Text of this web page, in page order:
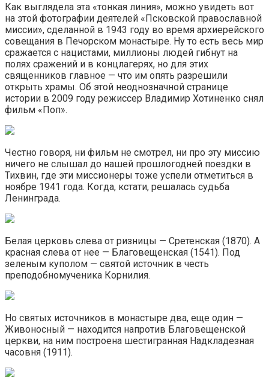
Как выглядела эта «тонкая линия», можно увидеть вот
на этой фотографии деятелей «Псковской православной
миссии», сделанной в 1943 году во время архиерейского
совещания в Печорском монастыре. Ну то есть весь мир
сражается с нацистами, миллионы людей гибнут на
полях сражений и в концлагерях, но для этих
священников главное — что им опять разрешили
открыть храмы. Об этой неоднозначной странице
истории в 2009 году режиссер Владимир Хотиненко снял
фильм «Поп».
Честно говоря, ни фильм не смотрел, ни про эту миссию
ничего не слышал до нашей прошлогодней поездки в
Тихвин, где эти миссионеры тоже успели отметиться в
ноябре 1941 года. Когда, кстати, решалась судьба
Ленинграда.
Белая церковь слева от ризницы — Сретенская (1870). А
красная слева от нее — Благовещенская (1541). Под
зеленым куполом — святой источник в честь
преподобномученика Корнилия.
Но святых источников в монастыре два, еще один —
Живоносный — находится напротив Благовещенской
церкви, на ним построена шестигранная Надкладезная
часовня (1911).